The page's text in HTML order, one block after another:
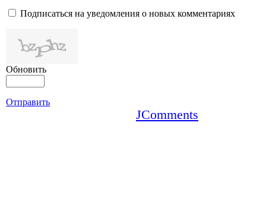
Подписаться на уведомления о новых комментариях
Обновить
Отправить
JComments